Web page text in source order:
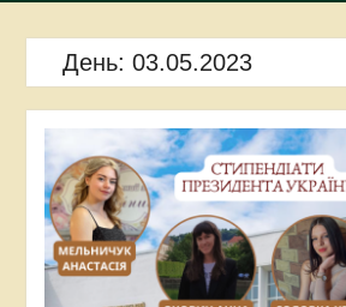
День: 03.05.2023